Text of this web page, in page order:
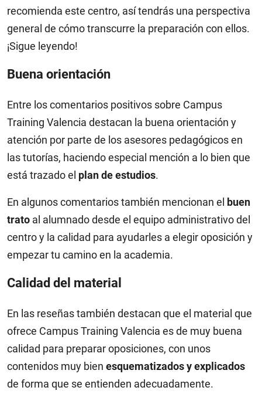
recomienda este centro, así tendrás una perspectiva
general de cómo transcurre la preparación con ellos.
¡Sigue leyendo!
Buena orientación
Entre los comentarios positivos sobre Campus
Training Valencia destacan la buena orientación y
atención por parte de los asesores pedagógicos en
las tutorías, haciendo especial mención a lo bien que
está trazado el plan de estudios.
En algunos comentarios también mencionan el buen
trato al alumnado desde el equipo administrativo del
centro y la calidad para ayudarles a elegir oposición y
empezar tu camino en la academia.
Calidad del material
En las reseñas también destacan que el material que
ofrece Campus Training Valencia es de muy buena
calidad para preparar oposiciones, con unos
contenidos muy bien esquematizados y explicados
de forma que se entienden adecuadamente.